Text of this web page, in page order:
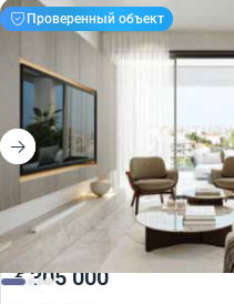
Проверенный объект
€305 000